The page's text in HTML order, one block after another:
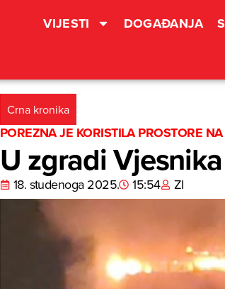
VIJESTI DOGAĐANJA
Crna kronika
POREZNA JE KORISTILA PROSTORE
U zgradi
18. studenoga 2025. 15:54 ZI